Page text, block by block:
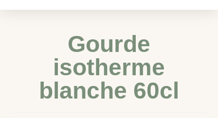
Gourde
isotherme
blanche 60cl